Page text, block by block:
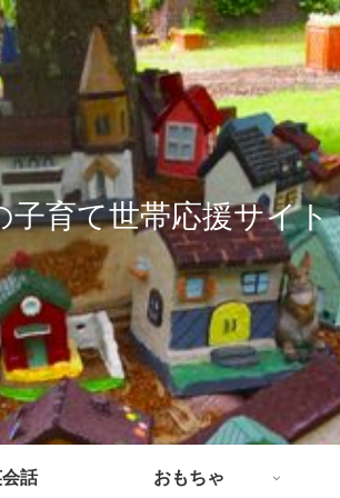
子育て世帯応援サイト
話 おもちゃ